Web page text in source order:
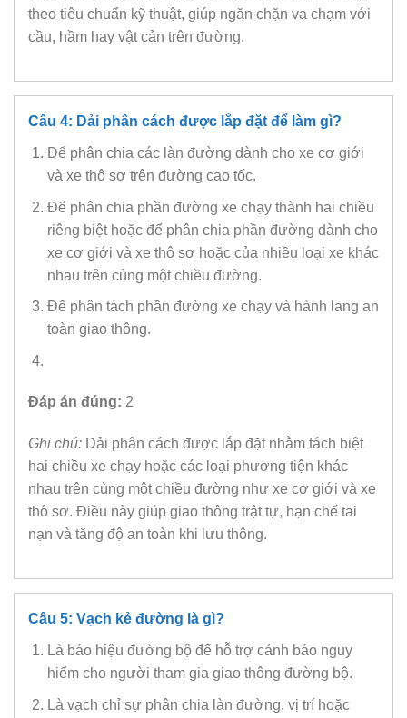
theo tiêu chuẩn kỹ thuật, giúp ngăn chặn va chạm với
cầu, hầm hay vật cản trên đường.
Câu 4: Dải phân cách được lắp đặt để làm gì?
Để phân chia các làn đường dành cho xe cơ giới
và xe thô sơ trên đường cao tốc.
Để phân chia phần đường xe chạy thành hai chiều
riêng biệt hoặc để phân chia phần đường dành cho
xe cơ giới và xe thô sơ hoặc của nhiều loại xe khác
nhau trên cùng một chiều đường.
Để phân tách phần đường xe chạy và hành lang an
toàn giao thông.
Đáp án đúng: 2
Ghi chú: Dải phân cách được lắp đặt nhằm tách biệt
hai chiều xe chạy hoặc các loại phương tiện khác
nhau trên cùng một chiều đường như xe cơ giới và xe
thô sơ. Điều này giúp giao thông trật tự, hạn chế tai
nạn và tăng độ an toàn khi lưu thông.
Câu 5: Vạch kẻ đường là gì?
Là báo hiệu đường bộ để hỗ trợ cảnh báo nguy
hiểm cho người tham gia giao thông đường bộ.
Là vạch chỉ sự phân chia làn đường, vị trí hoặc